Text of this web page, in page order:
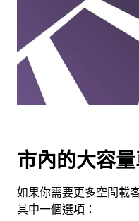
擇
日
期。
鈕
可
關
市內的大容
如果你需要更多空間載
其中一個選項：